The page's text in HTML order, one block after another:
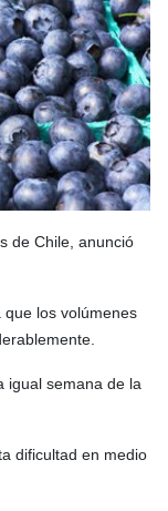
de Chile, anunció
que los volúmenes
igual semana de la
dificultad en medio